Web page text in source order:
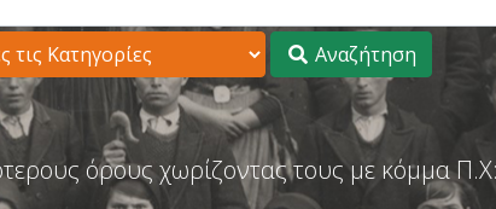
Αναζήτηση
όρους χωρίζοντας τους με κόμμα Π.Χ: